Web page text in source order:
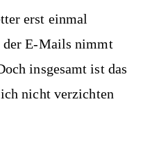
erst einmal
der E-Mails nimmt
insgesamt ist das
nicht verzichten